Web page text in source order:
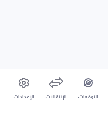
التوقعات الإنتقالات الإعدادات